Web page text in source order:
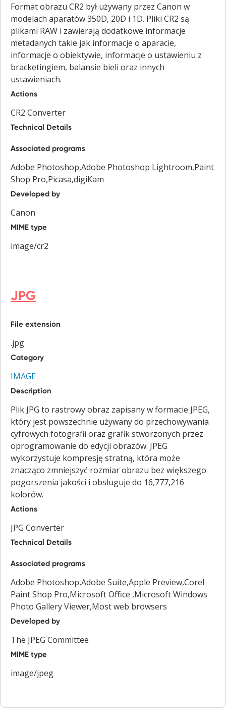
Format obrazu CR2 był używany przez Canon w
modelach aparatów 350D, 20D i 1D. Pliki CR2 są
plikami RAW i zawierają dodatkowe informacje
metadanych takie jak informacje o aparacie,
informacje o obiektywie, informacje o ustawieniu z
bracketingiem, balansie bieli oraz innych
ustawieniach.
Actions
CR2 Converter
Technical Details
Associated programs
Adobe Photoshop,Adobe Photoshop Lightroom,Paint
Shop Pro,Picasa,digiKam
Developed by
Canon
MIME type
image/cr2
JPG
File extension
.jpg
Category
IMAGE
Description
Plik JPG to rastrowy obraz zapisany w formacie JPEG,
który jest powszechnie używany do przechowywania
cyfrowych fotografii oraz grafik stworzonych przez
oprogramowanie do edycji obrazów. JPEG
wykorzystuje kompresję stratną, która może
znacząco zmniejszyć rozmiar obrazu bez większego
pogorszenia jakości i obsługuje do 16,777,216
kolorów.
Actions
JPG Converter
Technical Details
Associated programs
Adobe Photoshop,Adobe Suite,Apple Preview,Corel
Paint Shop Pro,Microsoft Office ,Microsoft Windows
Photo Gallery Viewer,Most web browsers
Developed by
The JPEG Committee
MIME type
image/jpeg